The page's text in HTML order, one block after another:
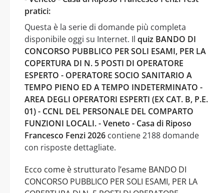
pratici:
Questa è la serie di domande più completa
disponibile oggi su Internet. Il quiz BANDO DI
CONCORSO PUBBLICO PER SOLI ESAMI, PER LA
COPERTURA DI N. 5 POSTI DI OPERATORE
ESPERTO - OPERATORE SOCIO SANITARIO A
TEMPO PIENO ED A TEMPO INDETERMINATO -
AREA DEGLI OPERATORI ESPERTI (EX CAT. B, P.E.
01) - CCNL DEL PERSONALE DEL COMPARTO
FUNZIONI LOCALI. - Veneto - Casa di Riposo
Francesco Fenzi 2026 contiene 2188 domande
con risposte dettagliate.
Ecco come è strutturato l’esame BANDO DI
CONCORSO PUBBLICO PER SOLI ESAMI, PER LA